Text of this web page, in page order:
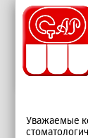
Уважаемые